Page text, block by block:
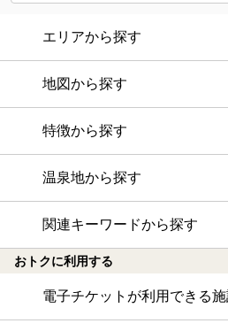
エリアから探す
地図から探す
特徴から探す
温泉地から探す
関連キーワードから探す
おトクに利用する
電子チケットが利用できる